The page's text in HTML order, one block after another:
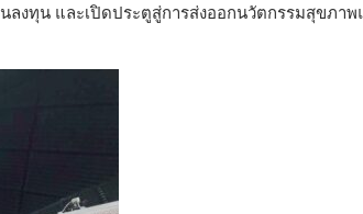
ลงทุน และเปิดประตูสู่การส่งออกนวัตกรรมสุขภา